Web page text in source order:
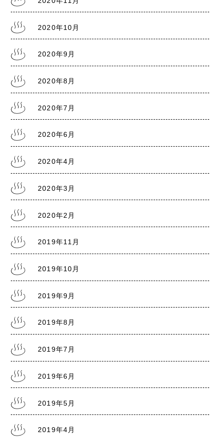
2020年10月
2020年9月
2020年8月
2020年7月
2020年6月
2020年4月
2020年3月
2020年2月
2019年11月
2019年10月
2019年9月
2019年8月
2019年7月
2019年6月
2019年5月
2019年4月